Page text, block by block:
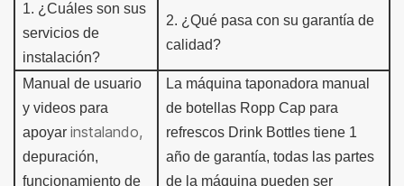
1. ¿Cuáles son sus
servicios de
instalación?
2. ¿Qué pasa con su garantía de
calidad?
Manual de usuario
y videos para
apoyar instalando,
depuración,
funcionamiento de
La máquina taponadora manual
de botellas Ropp Cap para
refrescos Drink Bottles tiene 1
año de garantía, todas las partes
de la máquina pueden ser